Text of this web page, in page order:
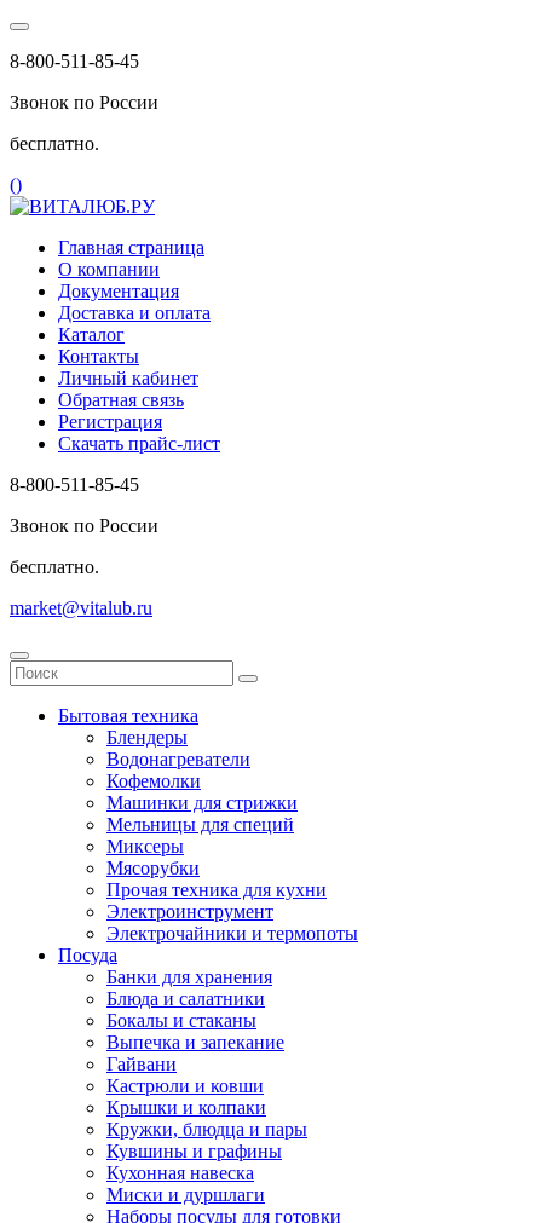
8-800-511-85-45
Звонок по России
бесплатно.
()
Главная страница
О компании
Документация
Доставка и оплата
Каталог
Контакты
Личный кабинет
Обратная связь
Регистрация
Скачать прайс-лист
8-800-511-85-45
Звонок по России
бесплатно.
market@vitalub.ru
Бытовая техника
Блендеры
Водонагреватели
Кофемолки
Машинки для стрижки
Мельницы для специй
Миксеры
Мясорубки
Прочая техника для кухни
Электроинструмент
Электрочайники и термопоты
Посуда
Банки для хранения
Блюда и салатники
Бокалы и стаканы
Выпечка и запекание
Гайвани
Кастрюли и ковши
Крышки и колпаки
Кружки, блюдца и пары
Кувшины и графины
Кухонная навеска
Миски и дуршлаги
Наборы посуды для готовки